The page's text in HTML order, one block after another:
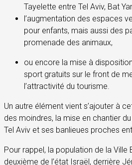
Tayelette entre Tel Aviv, Bat
l’augmentation des espaces
pour enfants, mais aussi des
promenade des animaux,
ou encore la mise à
sport gratuits sur le front de
l’attractivité du tourisme.
Un autre élément vient s’ajouter à
des moindres, la mise en chantier
Tel Aviv et ses banlieues proches
Pour rappel, la population de la Ville
deuxième de l’état Israël, derrière